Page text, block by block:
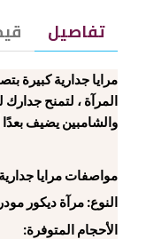
تفاصيل
مرايا جدارية كبيرة
المرآة ، لتمنح
والشامبين يضيف
مواصفات مرايا
النوع: مرآة ديكور
الأحجام المتوفرة: